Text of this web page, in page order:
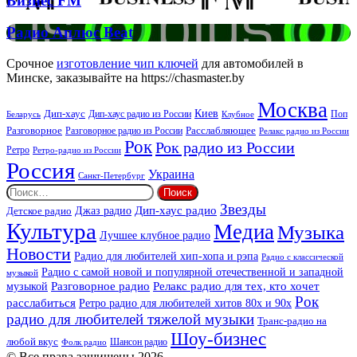
Радио
Аплюс
Beat
Радио Аплюс Beat
Срочное изготовление чип ключей для автомобилей в
Минске, заказывайте на https://chasmaster.by
Беларусь Дип-хаус Дип-хаус радио из России Киев Клубное Москва Поп
Разговорное Разговорное радио из России Расслабляющее Релакс радио из России
Ретро Ретро-радио из России РокРок радио из России
Россия Санкт-Петербург Украина
Найти:
Детское радио Джаз радио Дип-хаус радио Звезды
Культура Лучшее клубное радио МедиаМузыка
Новости Радио для любителей хип-хопа и рэпа Радио с классической
музыкой Радио с самой новой и популярной отечественной и западной
музыкой Разговорное радио Релакс радио для тех, кто хочет
расслабиться Ретро радио для любителей хитов 80х и 90х Рок
радио для любителей тяжелой музыки Транс-радио на
любой вкус Фолк радио Шансон радио Шоу-бизнес